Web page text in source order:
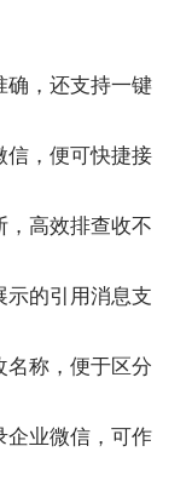
，还支持一键
，便可快捷接
高效排查收不
的引用消息支
称，便于区分
业微信，可作